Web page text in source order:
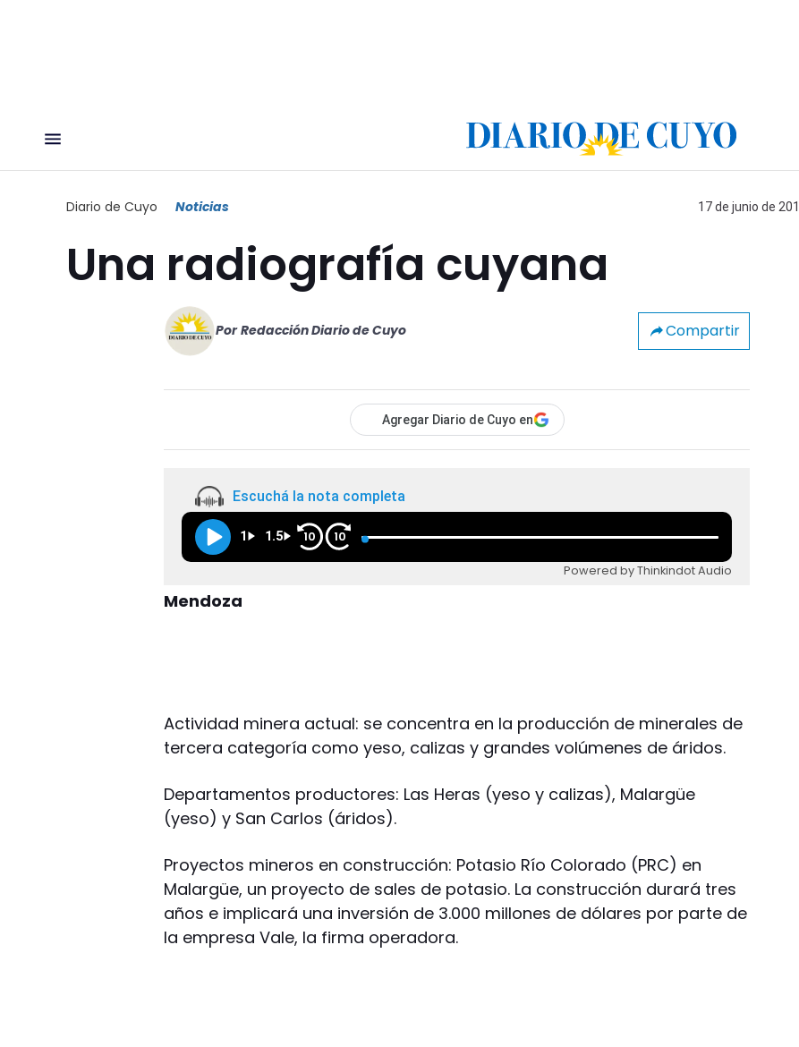
Diario de Cuyo Noticias 17 de junio de
Una radiografía cuyana
Por Redacción Diario de Cuyo Compartir
Agregar Diario de Cuyo en
Escuchá la nota completa
1 1.5 10 10
Powered by Thinkindot Audio
Mendoza
Actividad minera actual: se concentra en la producción de minerales de
tercera categoría como yeso, calizas y grandes volúmenes de áridos.
Departamentos productores: Las Heras (yeso y calizas), Malargüe
(yeso) y San Carlos (áridos).
Proyectos mineros en construcción: Potasio Río Colorado (PRC) en
Malargüe, un proyecto de sales de potasio. La construcción durará tres
años e implicará una inversión de 3.000 millones de dólares por parte de
la empresa Vale, la firma operadora.